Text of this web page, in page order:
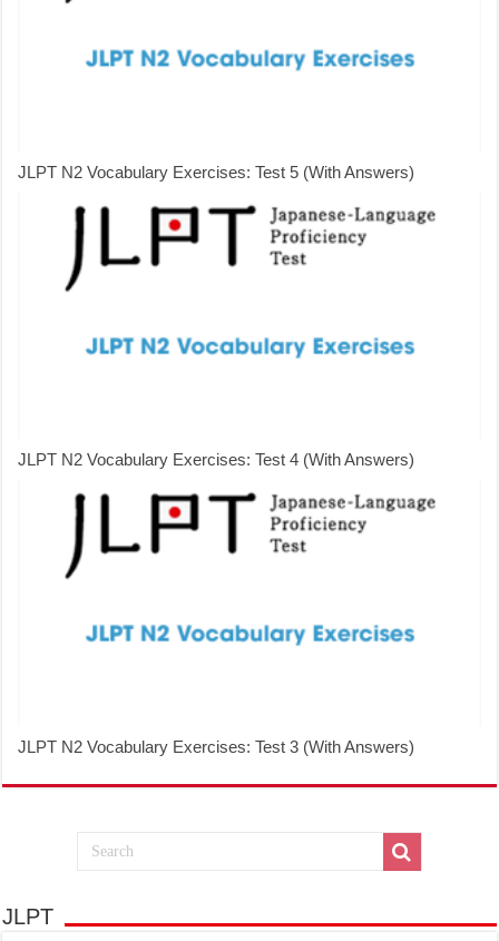
JLPT N2 Vocabulary Exercises: Test 5 (With Answers)
JLPT N2 Vocabulary Exercises: Test 4 (With Answers)
JLPT N2 Vocabulary Exercises: Test 3 (With Answers)
JLPT